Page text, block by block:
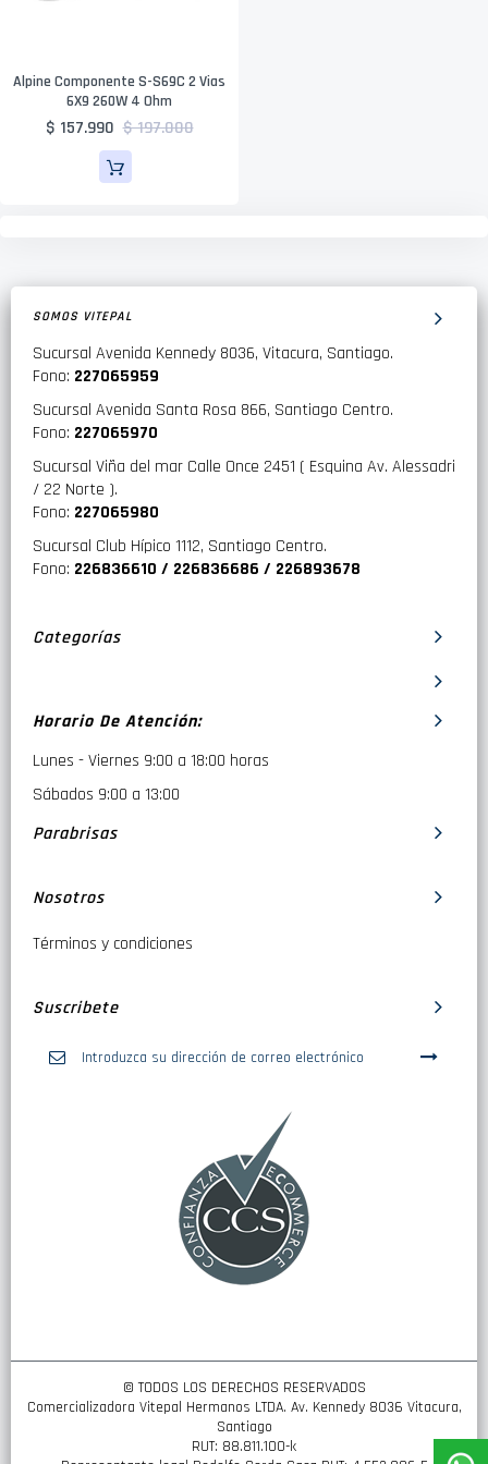
Alpine Componente S-S69C 2 Vias
6X9 260W 4 Ohm
$ 157.990 $ 197.000
SOMOS VITEPAL
Sucursal Avenida Kennedy 8036, Vitacura, Santiago.
Fono: 227065959
Sucursal Avenida Santa Rosa 866, Santiago Centro.
Fono: 227065970
Sucursal Viña del mar Calle Once 2451 ( Esquina Av. Alessadri
/ 22 Norte ).
Fono: 227065980
Sucursal Club Hípico 1112, Santiago Centro.
Fono: 226836610 / 226836686 / 226893678
Categorías
Horario De Atención:
Lunes - Viernes 9:00 a 18:00 horas
Sábados 9:00 a 13:00
Parabrisas
Nosotros
Términos y condiciones
Suscribete
© TODOS LOS DERECHOS RESERVADOS
Comercializadora Vitepal Hermanos LTDA. Av. Kennedy 8036 Vitacura,
Santiago
RUT: 88.811.100-k